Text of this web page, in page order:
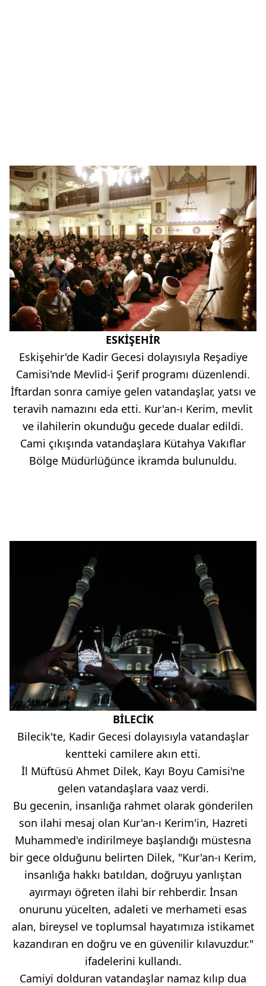
ESKİŞEHİR
Eskişehir'de Kadir Gecesi dolayısıyla Reşadiye
Camisi'nde Mevlid-i Şerif programı düzenlendi.
İftardan sonra camiye gelen vatandaşlar, yatsı ve
teravih namazını eda etti. Kur'an-ı Kerim, mevlit
ve ilahilerin okunduğu gecede dualar edildi.
Cami çıkışında vatandaşlara Kütahya Vakıflar
Bölge Müdürlüğünce ikramda bulunuldu.
BİLECİK
Bilecik'te, Kadir Gecesi dolayısıyla vatandaşlar
kentteki camilere akın etti.
İl Müftüsü Ahmet Dilek, Kayı Boyu Camisi'ne
gelen vatandaşlara vaaz verdi.
Bu gecenin, insanlığa rahmet olarak gönderilen
son ilahi mesaj olan Kur'an-ı Kerim'in, Hazreti
Muhammed'e indirilmeye başlandığı müstesna
bir gece olduğunu belirten Dilek, "Kur'an-ı Kerim,
insanlığa hakkı batıldan, doğruyu yanlıştan
ayırmayı öğreten ilahi bir rehberdir. İnsan
onurunu yücelten, adaleti ve merhameti esas
alan, bireysel ve toplumsal hayatımıza istikamet
kazandıran en doğru ve en güvenilir kılavuzdur."
ifadelerini kullandı.
Camiyi dolduran vatandaşlar namaz kılıp dua